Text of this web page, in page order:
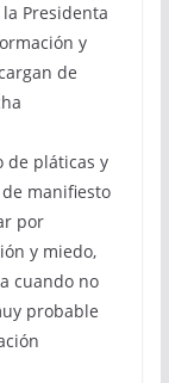
Presidenta
y
de
de pláticas y
manifiesto
por
y miedo,
cuando no
probable